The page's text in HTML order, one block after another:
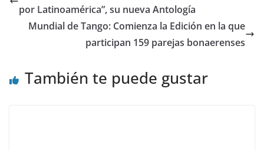
por Latinoamérica”, su nueva Antología
Mundial de Tango: Comienza la Edición en la que
participan 159 parejas bonaerenses
También te puede gustar